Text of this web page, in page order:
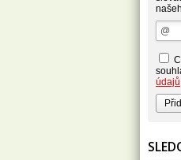
BaL
Bateria
Bella
Bio-
údajů